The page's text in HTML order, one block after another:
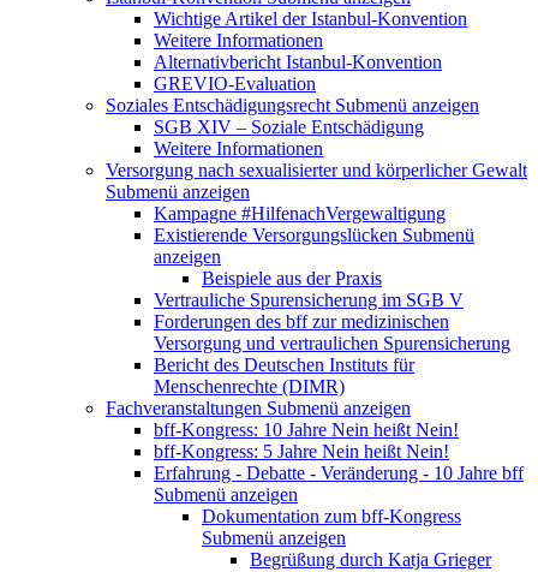
Wichtige Artikel der Istanbul-Konvention
Weitere Informationen
Alternativbericht Istanbul-Konvention
GREVIO-Evaluation
Soziales Entschädigungsrecht Submenü anzeigen
SGB XIV – Soziale Entschädigung
Weitere Informationen
Versorgung nach sexualisierter und körperlicher Gewalt
Submenü anzeigen
Kampagne #HilfenachVergewaltigung
Existierende Versorgungslücken Submenü
anzeigen
Beispiele aus der Praxis
Vertrauliche Spurensicherung im SGB V
Forderungen des bff zur medizinischen
Versorgung und vertraulichen Spurensicherung
Bericht des Deutschen Instituts für
Menschenrechte (DIMR)
Fachveranstaltungen Submenü anzeigen
bff-Kongress: 10 Jahre Nein heißt Nein!
bff-Kongress: 5 Jahre Nein heißt Nein!
Erfahrung - Debatte - Veränderung - 10 Jahre bff
Submenü anzeigen
Dokumentation zum bff-Kongress
Submenü anzeigen
Begrüßung durch Katja Grieger